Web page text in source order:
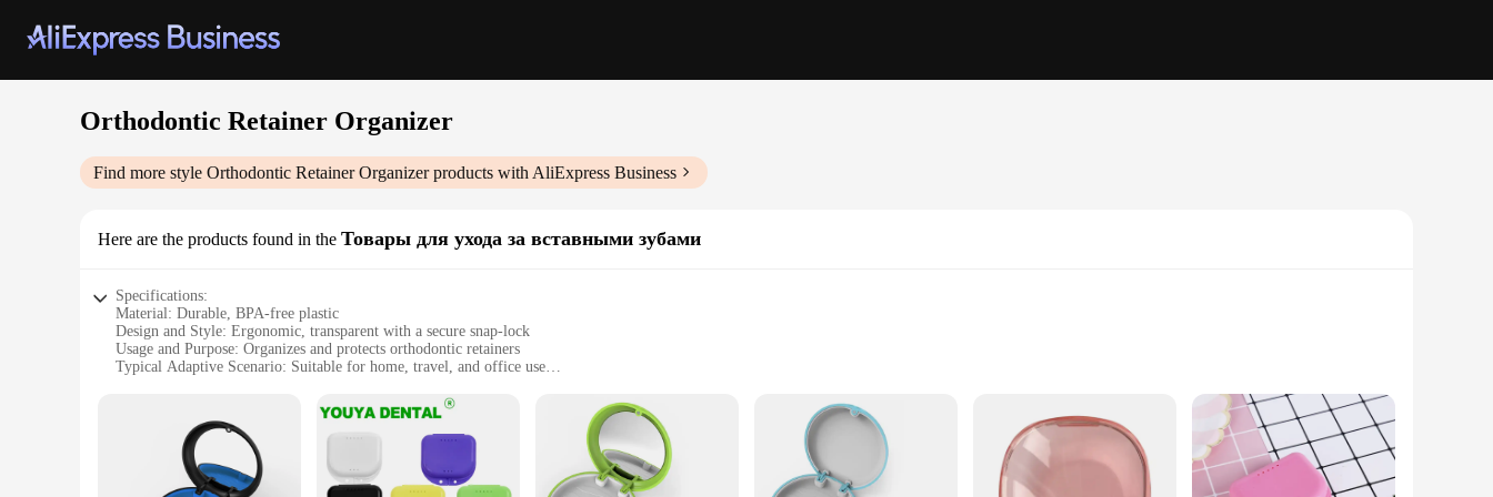
Orthodontic Retainer Organizer
Find more style Orthodontic Retainer Organizerproducts with AliExpress Business
Here are the products found in the Товары для ухода за вставными зубами
Specifications:
Material: Durable, BPA-free plastic
Design and Style: Ergonomic, transparent with a secure snap-lock
Usage and Purpose: Organizes and protects orthodontic retainers
Typical Adaptive Scenario: Suitable for home, travel, and office use
Performance and Property: Hygienic, odor-resistant, and easy to clean
**Optimal Organization for Orthodontic Care**
The Orthodontic Retainer Organizer is a must-have for anyone who needs to keep their orthodontic retainers in pristine condition. This innovative storage solution is not just a container; it's a tool that
ensures your retainers are always clean, dry, and ready for use. The transparent design allows for quick identification of the retainer, while the secure snap-lock mechanism keeps them safely in place.